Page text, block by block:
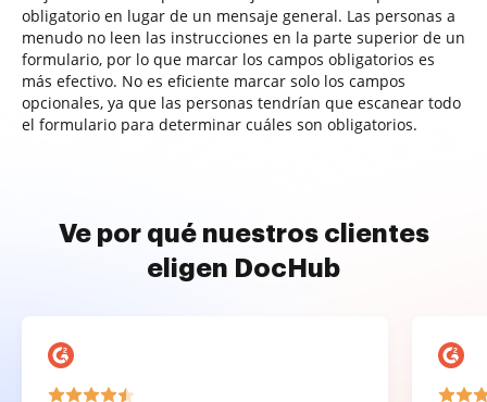
obligatorio en lugar de un mensaje general. Las personas a
menudo no leen las instrucciones en la parte superior de un
formulario, por lo que marcar los campos obligatorios es
más efectivo. No es eficiente marcar solo los campos
opcionales, ya que las personas tendrían que escanear todo
el formulario para determinar cuáles son obligatorios.
Ve por qué nuestros clientes
eligen DocHub